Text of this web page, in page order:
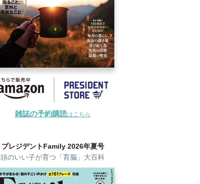
雑誌の予約購読はこちら
プレジデントFamily 2026年夏号
頭のいい子が育つ「育脳」大百科